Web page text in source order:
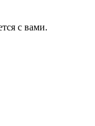
с вами.